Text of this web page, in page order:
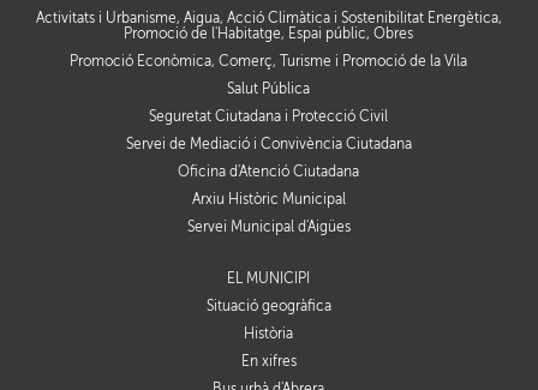
Activitats i Urbanisme, Aigua, Acció Climàtica i Sostenibilitat Energètica,
Promoció de l'Habitatge, Espai públic, Obres
Promoció Econòmica, Comerç, Turisme i Promoció de la Vila
Salut Pública
Seguretat Ciutadana i Protecció Civil
Servei de Mediació i Convivència Ciutadana
Oficina d'Atenció Ciutadana
Arxiu Històric Municipal
Servei Municipal d'Aigües
EL MUNICIPI
Situació geogràfica
Història
En xifres